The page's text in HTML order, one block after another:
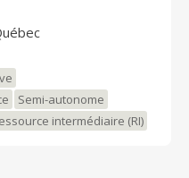
leurs besoins et leur
répondrons à vos
et convalescence.
aide financière est
aidé les familles
Semi-autonome
intermédiaire (RI)